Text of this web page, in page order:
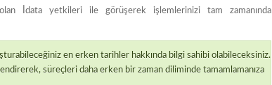
olan İdata yetkileri ile görüşerek işlemlerinizi tam zamanında
en erken tarihler hakkında bilgi sahibi olabileceksiniz.
süreçleri daha erken bir zaman diliminde tamamlamanıza